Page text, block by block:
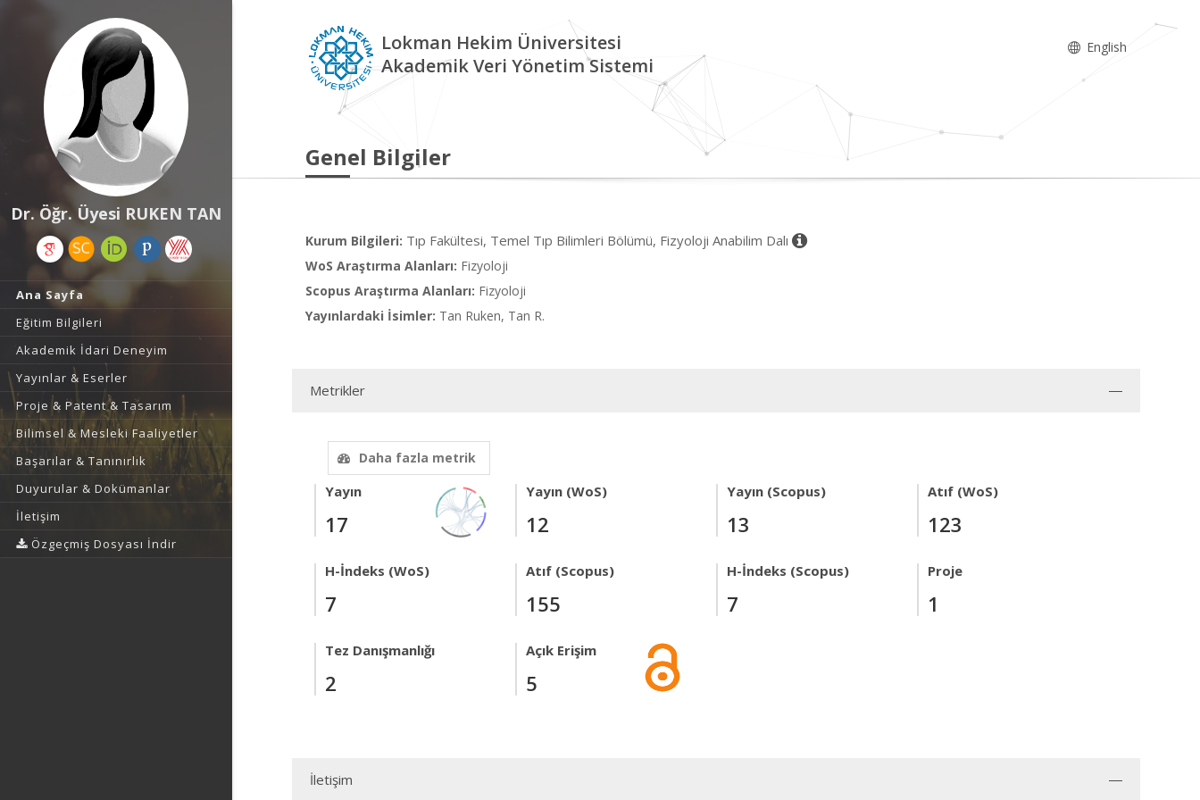
Dr. Öğr. Üyesi RUKEN TAN
Ana Sayfa
Eğitim Bilgileri
Akademik İdari Deneyim
Yayınlar & Eserler
Proje & Patent & Tasarım
Bilimsel & Mesleki Faaliyetler
Başarılar & Tanınırlık
Duyurular & Dokümanlar
İletişim
Özgeçmiş Dosyası İndir
Lokman Hekim Üniversitesi
Akademik Veri Yönetim Sistemi
English
Genel Bilgiler
Kurum Bilgileri: Tıp Fakültesi, Temel Tıp Bilimleri Bölümü, Fizyoloji Anabilim Dalı
WoS Araştırma Alanları: Fizyoloji
Scopus Araştırma Alanları: Fizyoloji
Yayınlardaki İsimler: Tan Ruken, Tan R.
Metrikler
Daha fazla metrik
Yayın
17
Yayın (WoS)
12
Yayın (Scopus)
13
Atıf (WoS)
123
H-İndeks (WoS)
7
Atıf (Scopus)
155
H-İndeks (Scopus)
7
Proje
1
Tez Danışmanlığı
2
Açık Erişim
5
İletişim